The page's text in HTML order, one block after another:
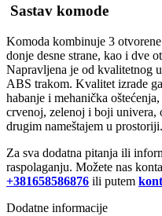
Sastav komode
Komoda kombinuje 3
donje desne strane, kao i dve
Napravljena je od kvalitetnog
ABS trakom. Kvalitet izrade
habanje i mehanička
crvenoj, zelenoj i boji univera,
drugim nameštajem u prostoriji.
Za sva dodatna pitanja ili
raspolaganju. Možete nas
+381658586876 ili putem
Dodatne informacije